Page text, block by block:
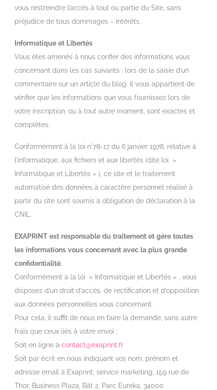
vous restreindre l’accès à tout ou partie du Site, sans
préjudice de tous dommages – intérêts.
Informatique et Libertés
Vous êtes amenés à nous confier des informations vous
concernant dans les cas suivants : lors de la saisie d’un
commentaire sur un article du blog. Il vous appartient de
vérifier que les informations que vous fournissez lors de
votre inscription, ou à tout autre moment, sont exactes et
complètes.
Conformément à la loi n°78-17 du 6 janvier 1978, relative à
l’informatique, aux fichiers et aux libertés (dite loi »
Informatique et Libertés « ), ce site et le traitement
automatisé des données à caractère personnel réalisé à
partir du site sont soumis à obligation de déclaration à la
CNIL.
EXAPRINT est responsable du traitement et gère toutes
les informations vous concernant avec la plus grande
confidentialité.
Conformément à la loi » Informatique et Libertés « , vous
disposez d’un droit d’accès, de rectification et d’opposition
aux données personnelles vous concernant.
Pour cela, il suffit de nous en faire la demande, sans autre
frais que ceux liés à votre envoi :
Soit en ligne à contact@exaprint.fr
Soit par écrit en nous indiquant vos nom, prénom et
adresse email à Exaprint, service marketing, 159 rue de
Thor, Business Plaza, Bât 2, Parc Eureka, 34000